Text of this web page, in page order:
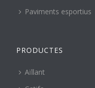
Paviments esportius
PRODUCTES
Aïllant